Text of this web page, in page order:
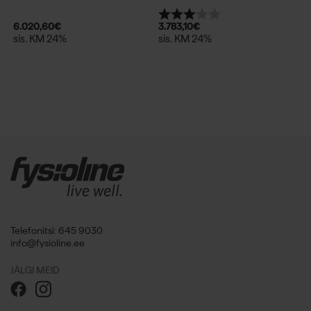
6.020,60€
sis. KM 24%
Hinnang:
3.783,10€
sis. KM 24%
Telefonitsi: 645 9030
info@fysioline.ee
JÄLGI MEID